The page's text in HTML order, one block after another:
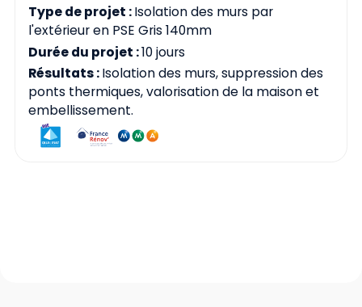
Type de projet :Isolation des murs par
l'extérieur en PSE Gris 140mm
Durée du projet :10 jours
Résultats :Isolation des murs, suppression des
ponts thermiques, valorisation de la maison et
embellissement.